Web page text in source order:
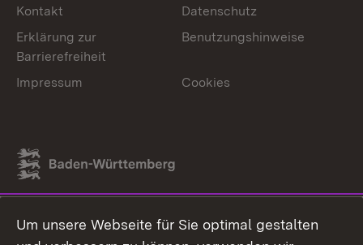
Link zum Landesportal
Kontakt
Datenschutz
Erklärung zur
Barrierefreiheit
Benutzungshinweise
Impressum Cookies
Um unsere Webseite für Sie optimal gestalten